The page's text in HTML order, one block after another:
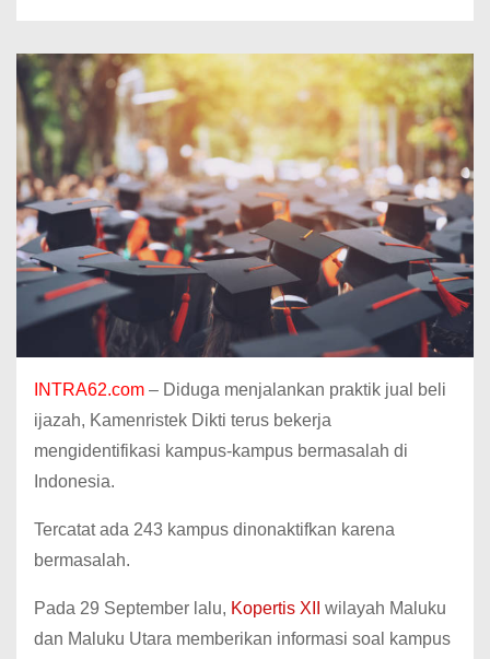
INTRA62.com – Diduga menjalankan praktik jual beli
ijazah, Kamenristek Dikti terus bekerja
mengidentifikasi kampus-kampus bermasalah di
Indonesia.
Tercatat ada 243 kampus dinonaktifkan karena
bermasalah.
Pada 29 September lalu, Kopertis XII
wilayah Maluku
dan Maluku Utara memberikan informasi soal kampus